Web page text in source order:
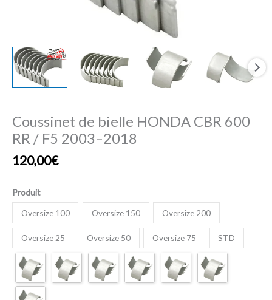
Coussinet de bielle HONDA CBR 600
RR / F5 2003–2018
120,00€
Produit
Oversize 100
Oversize 150 Oversize 200
Oversize 25 Oversize 50 Oversize 75 STD